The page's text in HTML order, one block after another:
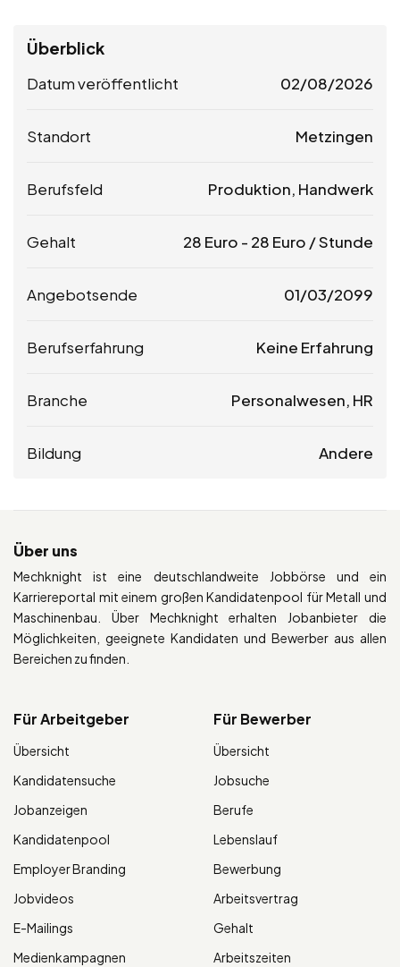
Überblick
Datum veröffentlicht 02/08/2026
Standort Metzingen
Berufsfeld Produktion, Handwerk
Gehalt 28 Euro - 28 Euro / Stunde
Angebotsende 01/03/2099
Berufserfahrung Keine Erfahrung
Branche Personalwesen, HR
Bildung Andere
Über uns
Mechknight ist eine deutschlandweite Jobbörse und ein
Karriereportal mit einem großen Kandidatenpool für Metall und
Maschinenbau. Über Mechknight erhalten Jobanbieter die
Möglichkeiten, geeignete Kandidaten und Bewerber aus allen
Bereichen zu finden.
Für Arbeitgeber
Übersicht
Kandidatensuche
Jobanzeigen
Kandidatenpool
Employer Branding
Jobvideos
E-Mailings
Medienkampagnen
Für Bewerber
Übersicht
Jobsuche
Berufe
Lebenslauf
Bewerbung
Arbeitsvertrag
Gehalt
Arbeitszeiten